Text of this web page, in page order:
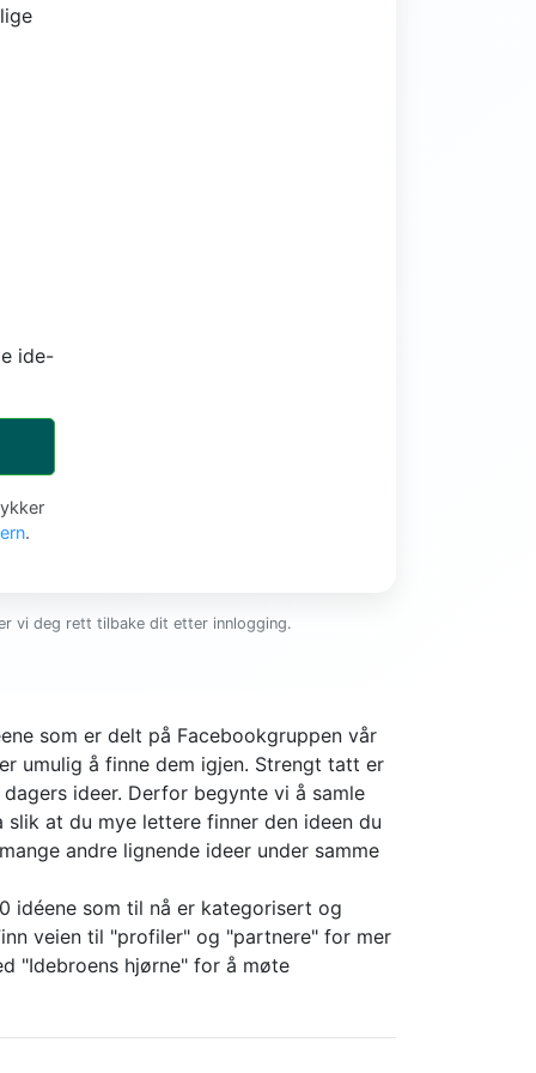
ide-
.
vi deg rett tilbake dit etter innlogging.
som er delt på Facebookgruppen vår
umulig å finne dem igjen. Strengt tatt er
ideer. Derfor begynte vi å samle
at du mye lettere finner den ideen du
andre lignende ideer under samme
idéene som til nå er kategorisert og
veien til "profiler" og "partnere" for mer
"Idebroens hjørne" for å møte